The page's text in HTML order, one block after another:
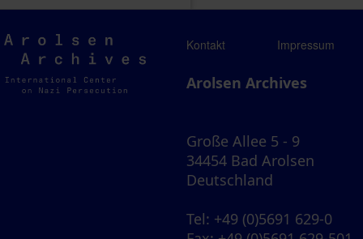
Arolsen
Archives
Kontakt Impressum
Arolsen Archives
Große Allee 5 - 9
34454 Bad Arolsen
Deutschland
Tel: +49 (0)5691 629-0